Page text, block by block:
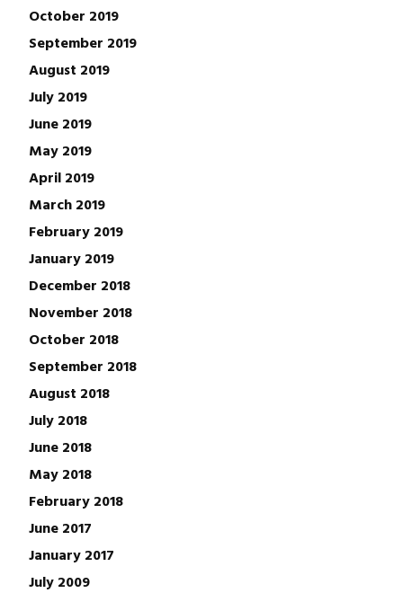
October 2019
September 2019
August 2019
July 2019
June 2019
May 2019
April 2019
March 2019
February 2019
January 2019
December 2018
November 2018
October 2018
September 2018
August 2018
July 2018
June 2018
May 2018
February 2018
June 2017
January 2017
July 2009